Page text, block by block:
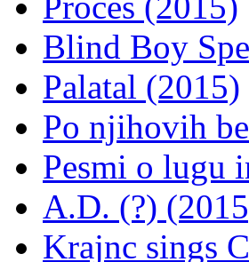
Blind Boy
Palatal (2015)
Po njihovih
Pesmi o lugu
A.D. (?)
Krajnc sings